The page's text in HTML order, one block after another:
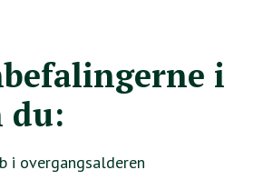
i
du:
i overgangsalderen